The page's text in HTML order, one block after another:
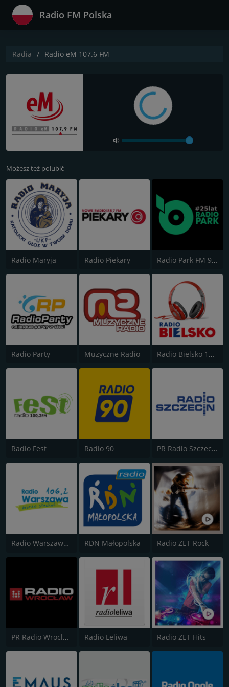
Radio FM Polska
Radia Radio eM 107.6 FM
Możesz też polubić
Radio Maryja Radio Piekary Radio Park FM 93.9
Radio Party Muzyczne Radio Radio Bielsko 106.7
Radio Fest Radio 90 PR Radio Szczecin
Radio Warszawa 106.2 RDN Małopolska Radio ZET Rock
PR Radio Wroclaw 102.3 Radio Leliwa Radio ZET Hits